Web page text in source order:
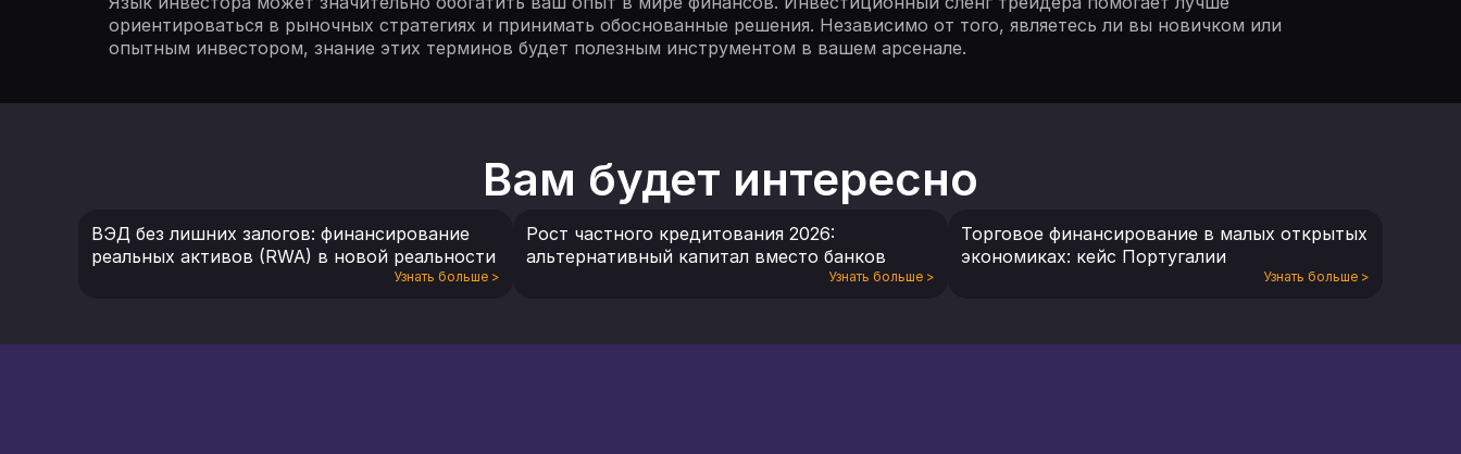
ориентироваться в рыночных стратегиях и принимать обоснованные решения. Независимо от того, являетесь ли вы новичком или
опытным инвестором, знание этих терминов будет полезным инструментом в вашем арсенале.
Вам будет интересно
ВЭД без лишних залогов: финансирование
реальных активов (RWA) в новой реальности
Узнать больше >
Рост частного кредитования 2026:
альтернативный капитал вместо банков
Узнать больше >
Торговое финансирование в малых открытых
экономиках: кейс Португалии
Узнать больше >